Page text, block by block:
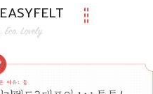
EASYFELT